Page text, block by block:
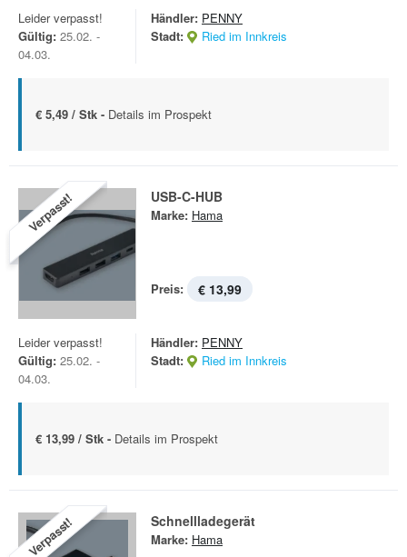
Leider verpasst!
Gültig: 25.02. -
04.03.
Händler: PENNY
Stadt:
Ried im Innkreis
€ 5,49 / Stk - Details im Prospekt
Verpasst! USB-C-HUB
Marke: Hama
Preis: € 13,99
Leider verpasst!
Gültig: 25.02. -
04.03.
Händler: PENNY
Stadt:
Ried im Innkreis
€ 13,99 / Stk - Details im Prospekt
Verpasst! Schnellladegerät
Marke: Hama